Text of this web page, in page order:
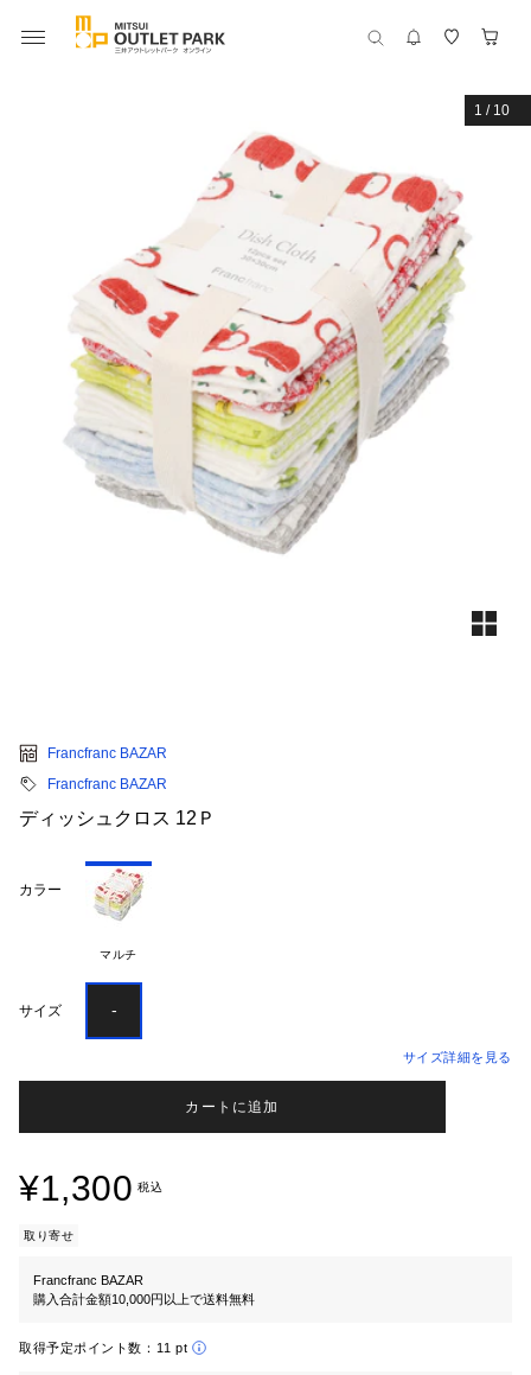
1 / 10
Francfranc BAZAR
Francfranc BAZAR
ディッシュクロス 12Ｐ
カラー
マルチ
サイズ -
サイズ詳細を見る
カートに追加
¥1,300 税込
取り寄せ
Francfranc BAZAR
購入合計金額10,000円以上で送料無料
取得予定ポイント数： 11 pt